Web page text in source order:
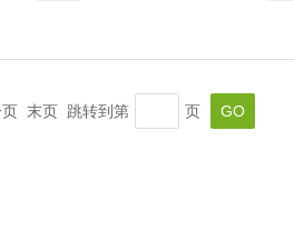
末页 跳转到第 页